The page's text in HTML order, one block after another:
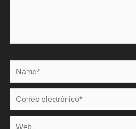
Name*
Correo
electrónico*
Web